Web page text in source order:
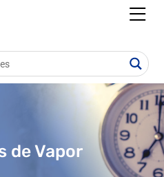
de Vapor